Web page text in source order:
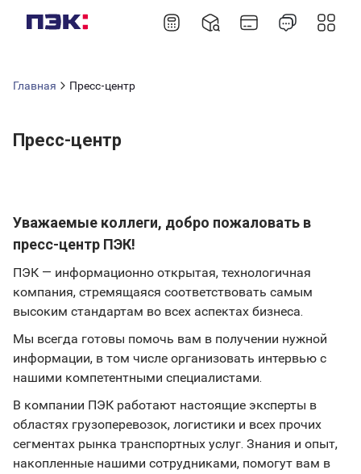
Главная Пресс-центр
Пресс-центр
Уважаемые коллеги, добро пожаловать в
пресс-центр ПЭК!
ПЭК — информационно открытая, технологичная
компания, стремящаяся соответствовать самым
высоким стандартам во всех аспектах бизнеса.
Мы всегда готовы помочь вам в получении нужной
информации, в том числе организовать интервью с
нашими компетентными специалистами.
В компании ПЭК работают настоящие эксперты в
областях грузоперевозок, логистики и всех прочих
сегментах рынка транспортных услуг. Знания и опыт,
накопленные нашими сотрудниками, помогут вам в